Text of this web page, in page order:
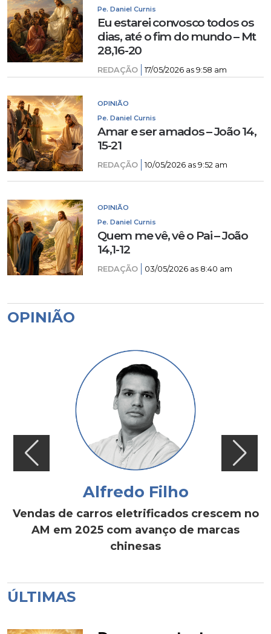
Pe. Daniel Curnis
Eu estarei convosco todos os
dias, até o fim do mundo – Mt
28,16-20
REDAÇÃO 17/05/2026 as 9:58 am
OPINIÃO
Pe. Daniel Curnis
Amar e ser amados – João 14,
15-21
REDAÇÃO 10/05/2026 as 9:52 am
OPINIÃO
Pe. Daniel Curnis
Quem me vê, vê o Pai – João
14,1-12
REDAÇÃO 03/05/2026 as 8:40 am
OPINIÃO
Alfredo Filho
Vendas de carros eletrificados crescem no
AM em 2025 com avanço de marcas
chinesas
ÚLTIMAS